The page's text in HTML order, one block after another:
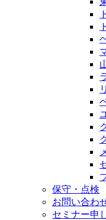
保守・点検
お問い合わ
セミナー申